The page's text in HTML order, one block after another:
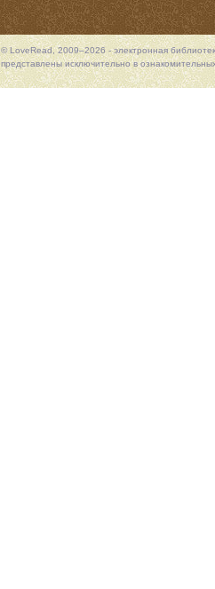
© LoveRead, 2009–2026 - электронная
представлены исключительно в